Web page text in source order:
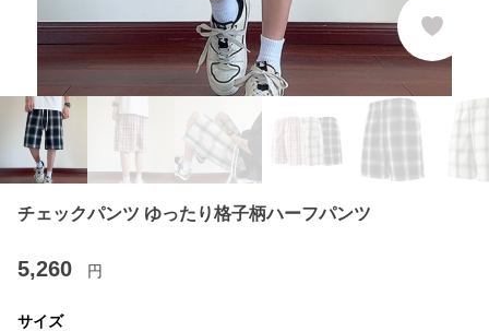
チェックパンツ ゆったり格子柄ハーフパンツ
5,260 円
サイズ